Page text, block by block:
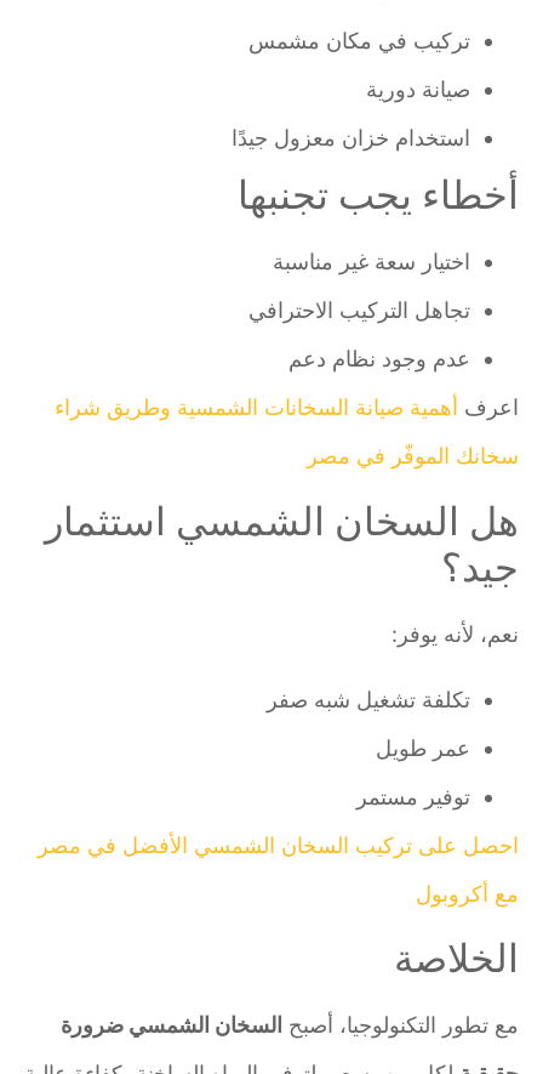
تركيب في مكان مشمس
صيانة دورية
استخدام خزان معزول جيدًا
أخطاء يجب تجنبها
اختيار سعة غير مناسبة
تجاهل التركيب الاحترافي
عدم وجود نظام دعم
اعرفأهمية صيانة السخانات الشمسية وطريق شراء
سخانك الموفّر في مصر
هل السخان الشمسي استثمار
جيد؟
نعم، لأنه يوفر:
تكلفة تشغيل شبه صفر
عمر طويل
توفير مستمر
احصل على تركيب السخان الشمسي الأفضل في مصر
مع أكروبول
الخلاصة
مع تطور التكنولوجيا، أصبحالسخان الشمسي ضرورة